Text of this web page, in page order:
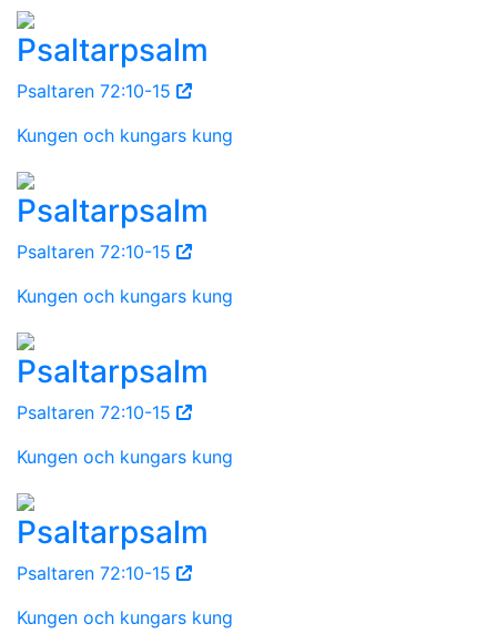
Psaltarpsalm
Psaltaren 72:10-15
Kungen och kungars kung
Psaltarpsalm
Psaltaren 72:10-15
Kungen och kungars kung
Psaltarpsalm
Psaltaren 72:10-15
Kungen och kungars kung
Psaltarpsalm
Psaltaren 72:10-15
Kungen och kungars kung